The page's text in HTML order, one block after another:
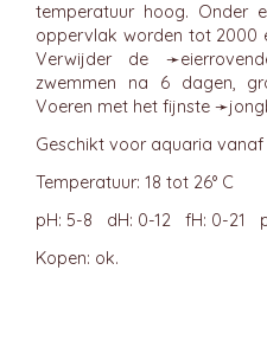
temperatuur hoog. Onder
oppervlak worden tot 2000
Verwijder de ➛
zwemmen na 6 dagen,
Voeren met het fijnste ➛
Geschikt voor aquaria vanaf
Temperatuur: 18 tot 26° C
pH: 5-8 dH: 0-12 fH: 0-21
Kopen: ok.